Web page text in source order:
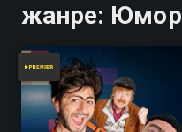
жанре: Юмор